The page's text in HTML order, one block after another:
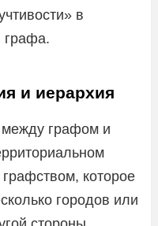
в
графа.
и иерархия
между графом и
которое
городов или